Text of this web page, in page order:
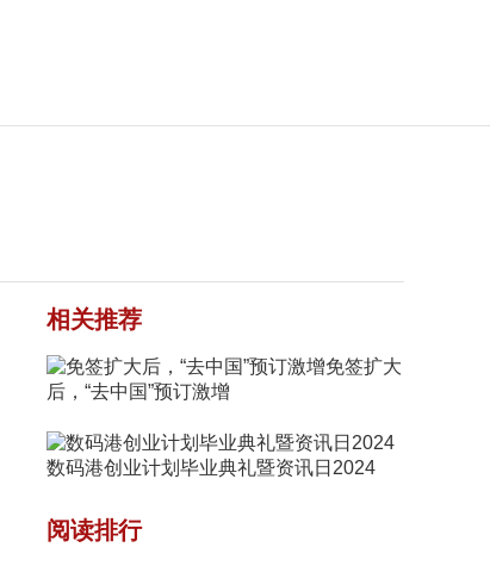
相关推荐
免签扩大
后，“去中国”预订激增
数码港创业计划毕业典礼暨资讯日2024
阅读排行